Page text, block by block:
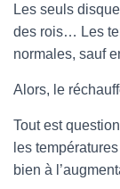
Les seuls
des rois… Les
normales, sauf
Alors, le
Tout est
les
bien à